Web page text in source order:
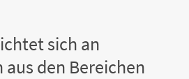
sich an
den Bereichen